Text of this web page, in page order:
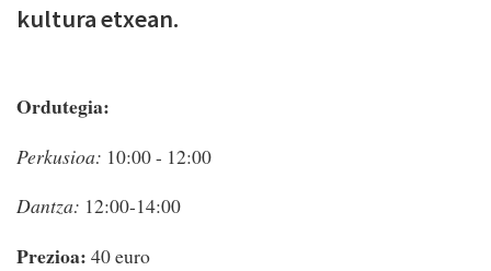
kultura etxean.
Ordutegia:
Perkusioa: 10:00 - 12:00
Dantza: 12:00-14:00
Prezioa: 40 euro